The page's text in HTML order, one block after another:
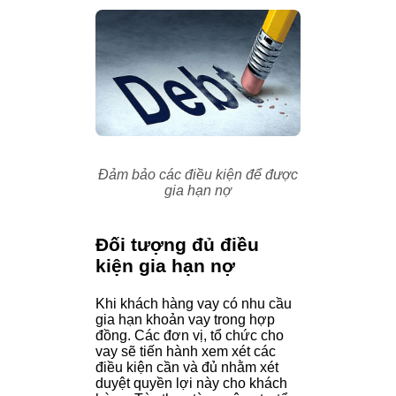
Đảm bảo các điều kiện để được
gia hạn nợ
Đối tượng đủ điều
kiện gia hạn nợ
Khi khách hàng vay có nhu cầu
gia hạn khoản vay trong hợp
đồng. Các đơn vị, tổ chức cho
vay sẽ tiến hành xem xét các
điều kiện cần và đủ nhằm xét
duyệt quyền lợi này cho khách